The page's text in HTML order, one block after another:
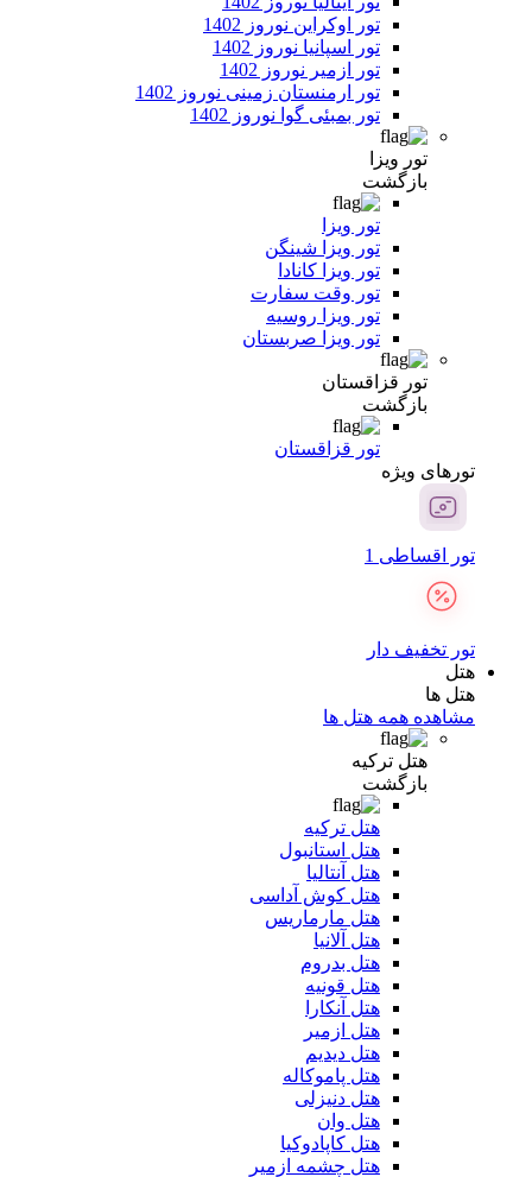
تور اوکراین نوروز 1402
تور اسپانیا نوروز 1402
تور ازمیر نوروز 1402
تور ارمنستان زمینی نوروز 1402
تور بمبئی گوا نوروز 1402
تور ویزا
بازگشت
تور ویزا
تور ویزا شینگن
تور ویزا کانادا
تور وقت سفارت
تور ویزا روسیه
تور ویزا صربستان
تور قزاقستان
بازگشت
تور قزاقستان
تور‌های ویژه
تور اقساطی 1
تور تخفیف دار
هتل
هتل ها
مشاهده همه هتل ها
هتل ترکیه
بازگشت
هتل ترکیه
هتل استانبول
هتل آنتالیا
هتل کوش آداسی
هتل مارماریس
هتل آلانیا
هتل بدروم
هتل قونیه
هتل آنکارا
هتل ازمیر
هتل دیدیم
هتل پاموکاله
هتل دنیزلی
هتل وان
هتل کاپادوکیا
هتل چشمه ازمیر